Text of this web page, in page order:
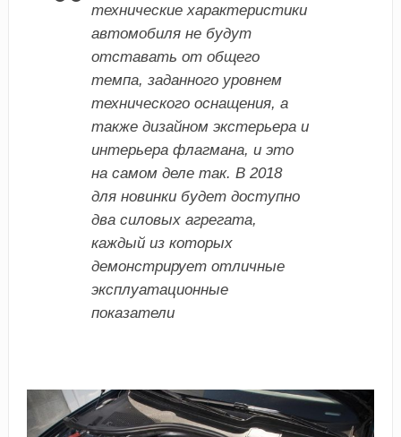
технические характеристики
автомобиля не будут
отставать от общего
темпа, заданного уровнем
технического оснащения, а
также дизайном экстерьера и
интерьера флагмана, и это
на самом деле так. В 2018
для новинки будет доступно
два силовых агрегата,
каждый из которых
демонстрирует отличные
эксплуатационные
показатели